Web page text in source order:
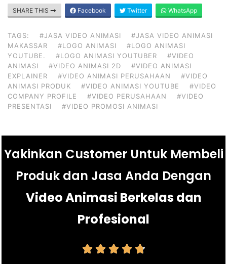
SHARE THIS Facebook Twitter WhatsApp
TAGS: #JASA VIDEO ANIMASI
#JASA VIDEO ANIMASI
MAKASSAR
#LOGO ANIMASI
#LOGO ANIMASI
YOUTUBE.
#LOGO ANIMASI YOUTUBER
#VIDEO
ANIMASI
#VIDEO ANIMASI 2D
#VIDEO ANIMASI
EXPLAINER
#VIDEO ANIMASI PERUSAHAAN
#VIDEO
ANIMASI PRODUK
#VIDEO ANIMASI YOUTUBE
#VIDEO
COMPANY PROFILE
#VIDEO PERUSAHAAN
#VIDEO
PRESENTASI
#VIDEO PROMOSI ANIMASI
Yakinkan Customer Untuk Membeli
Produk dan Jasa Anda Dengan
Video Animasi Berkelas dan
Profesional
    